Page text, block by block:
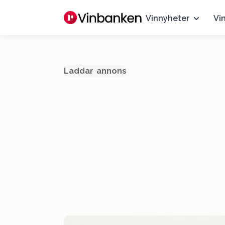
Vinnyheter
Laddar annons